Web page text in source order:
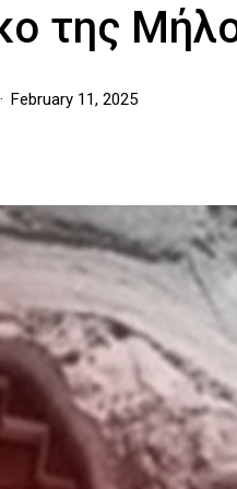
της
February 11, 2025